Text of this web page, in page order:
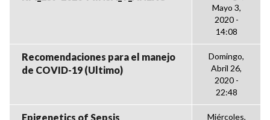
Mayo 3,
2020 -
14:08
Recomendaciones para el manejo
de COVID-19 (Ultimo)
Domingo,
Abril 26,
2020 -
22:48
Epigenetics of Sepsis
Miércoles,